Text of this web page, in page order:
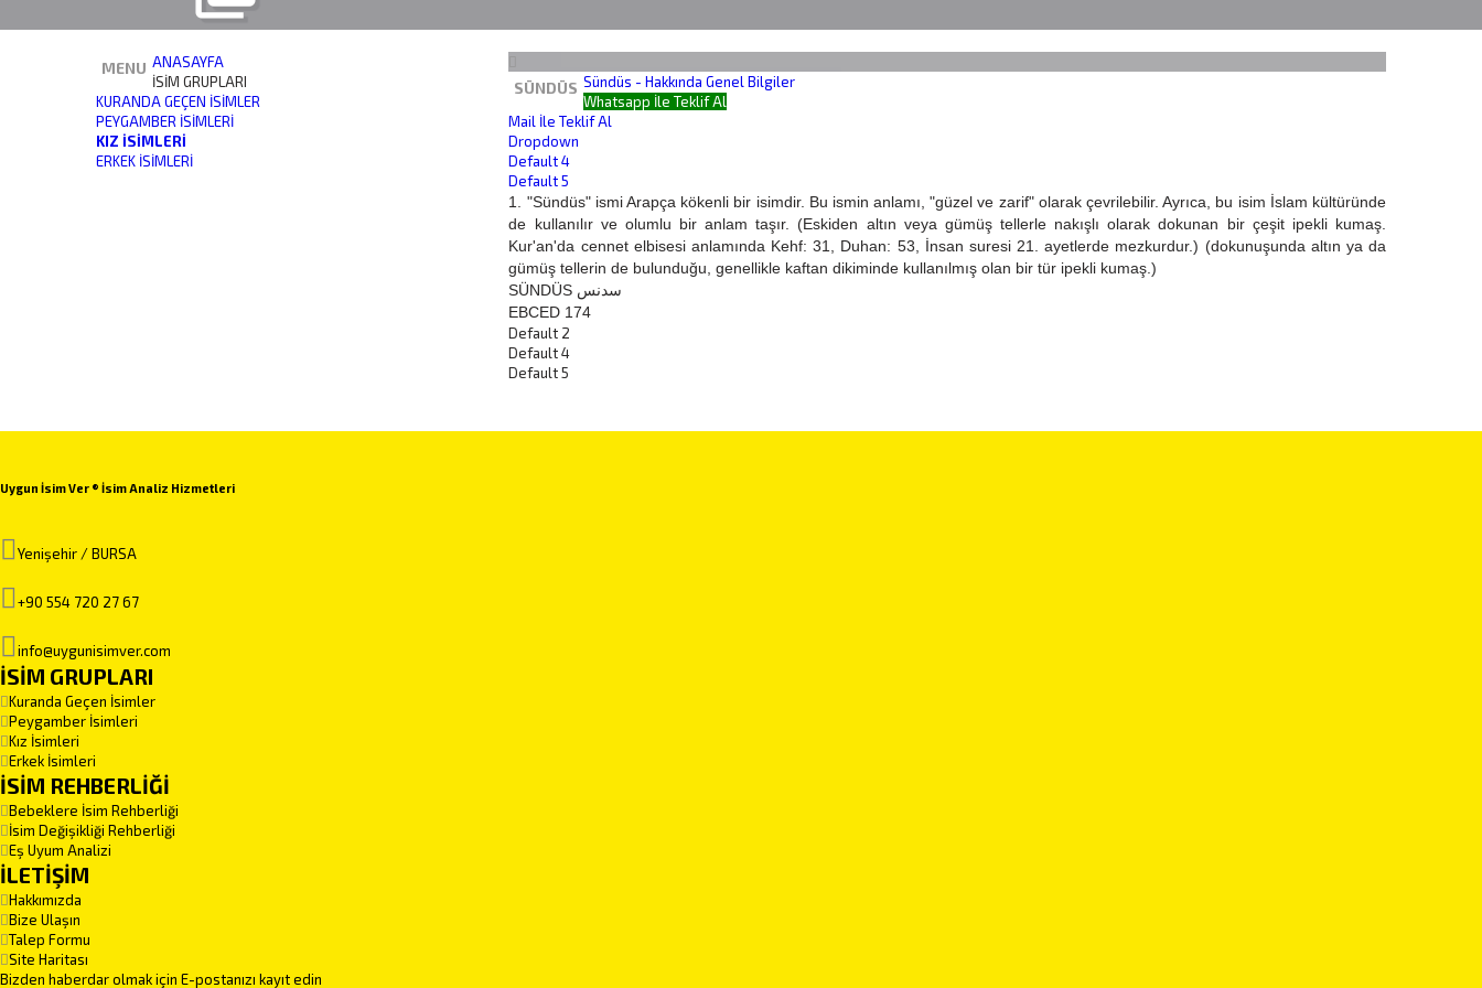
SÜNDÜS Sündüs - Hakkında Genel Bilgiler
Whatsapp İle Teklif Al
Mail İle Teklif Al
Dropdown
Default 4
Default 5
1. "Sündüs" ismi Arapça kökenli bir isimdir. Bu ismin anlamı, "güzel ve zarif" olarak çevrilebilir. Ayrıca, bu isim İslam kültüründe
de kullanılır ve olumlu bir anlam taşır. (Eskiden altın veya gümüş tellerle nakışlı olarak dokunan bir çeşit ipekli kumaş.
Kur'an'da cennet elbisesi anlamında Kehf: 31, Duhan: 53, İnsan suresi 21. ayetlerde mezkurdur.) (dokunuşunda altın ya da
gümüş tellerin de bulunduğu, genellikle kaftan dikiminde kullanılmış olan bir tür ipekli kumaş.)
SÜNDÜS سدنس
EBCED 174
Default 2
Default 4
Default 5
MENU ANASAYFA
İSİM GRUPLARI
KURANDA GEÇEN İSIMLER
PEYGAMBER İSIMLERI
KIZ İSIMLERI
ERKEK İSIMLERI
Uygun İsim Ver ® İsim Analiz Hizmetleri
Yenişehir / BURSA
+90 554 720 27 67
info@uygunisimver.com
İSİM GRUPLARI
Kuranda Geçen İsimler
Peygamber İsimleri
Kız İsimleri
Erkek İsimleri
İSİM REHBERLİĞİ
Bebeklere İsim Rehberliği
İsim Değişikliği Rehberliği
Eş Uyum Analizi
İLETİŞİM
Hakkımızda
Bize Ulaşın
Talep Formu
Site Haritası
Bizden haberdar olmak için E-postanızı kayıt edin